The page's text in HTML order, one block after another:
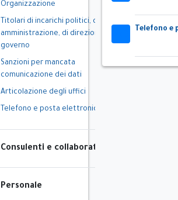
Organizzazione
Titolari di incarichi politici, di
amministrazione, di direzione o di
governo
Sanzioni per mancata
comunicazione dei dati
Articolazione degli uffici
Telefono e posta elettronica
Consulenti e collaboratori
Personale
Telefono e